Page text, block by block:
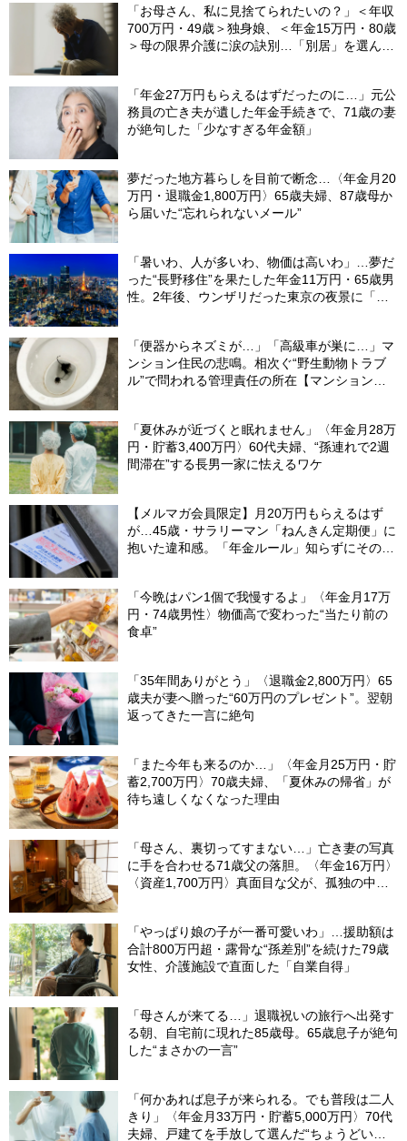
「お母さん、私に見捨てられたいの？」＜年収
700万円・49歳＞独身娘、＜年金15万円・80歳
＞母の限界介護に涙の訣別…「別居」を選んだ
「年金27万円もらえるはずだったのに…」元公
務員の亡き夫が遺した年金手続きで、71歳の妻
が絶句した「少なすぎる年金額」
夢だった地方暮らしを目前で断念…〈年金月20
万円・退職金1,800万円〉65歳夫婦、87歳母か
ら届いた“忘れられないメール”
「暑いわ、人が多いわ、物価は高いわ」…夢だ
った“長野移住”を果たした年金11万円・65歳男
性。2年後、ウンザリだった東京の夜景に「癒
「便器からネズミが…」「高級車が巣に…」マ
ンション住民の悲鳴。相次ぐ“野生動物トラブ
ル”で問われる管理責任の所在【マンション管
「夏休みが近づくと眠れません」〈年金月28万
円・貯蓄3,400万円〉60代夫婦、“孫連れで2週
間滞在”する長男一家に怯えるワケ
【メルマガ会員限定】月20万円もらえるはず
が…45歳・サラリーマン「ねんきん定期便」に
抱いた違和感。「年金ルール」知らずにそのま
「今晩はパン1個で我慢するよ」〈年金月17万
円・74歳男性〉物価高で変わった“当たり前の
食卓”
「35年間ありがとう」〈退職金2,800万円〉65
歳夫が妻へ贈った“60万円のプレゼント”。翌朝
返ってきた一言に絶句
「また今年も来るのか…」〈年金月25万円・貯
蓄2,700万円〉70歳夫婦、「夏休みの帰省」が
待ち遠しくなくなった理由
「母さん、裏切ってすまない…」亡き妻の写真
に手を合わせる71歳父の落胆。〈年金16万円〉
〈資産1,700万円〉真面目な父が、孤独の中で
「やっぱり娘の子が一番可愛いわ」…援助額は
合計800万円超・露骨な“孫差別”を続けた79歳
女性、介護施設で直面した「自業自得」
「母さんが来てる…」退職祝いの旅行へ出発す
る朝、自宅前に現れた85歳母。65歳息子が絶句
した“まさかの一言”
「何かあれば息子が来られる。でも普段は二人
きり」〈年金月33万円・貯蓄5,000万円〉70代
夫婦、戸建てを手放して選んだ“ちょうどいい